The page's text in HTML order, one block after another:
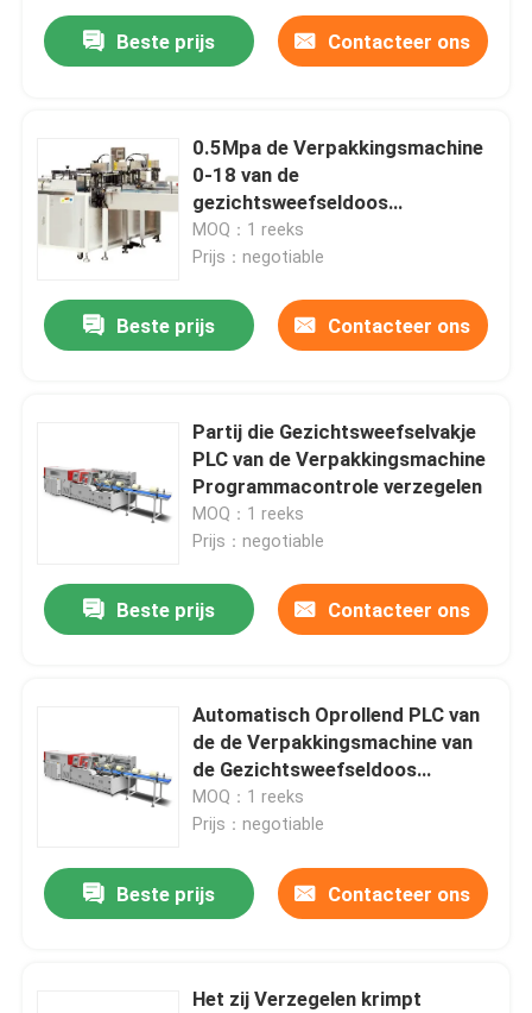
Beste prijs Contacteer ons
0.5Mpa de Verpakkingsmachine
0-18 van de
gezichtsweefseldoos
Bundelpakken per Min 220V
50HZ
MOQ：1 reeks
Prijs：negotiable
Beste prijs Contacteer ons
Partij die Gezichtsweefselvakje
PLC van de Verpakkingsmachine
Programmacontrole verzegelen
MOQ：1 reeks
Prijs：negotiable
Beste prijs Contacteer ons
Automatisch Oprollend PLC van
de de Verpakkingsmachine van
de Gezichtsweefseldoos
Controle
MOQ：1 reeks
Prijs：negotiable
Beste prijs Contacteer ons
Het zij Verzegelen krimpt